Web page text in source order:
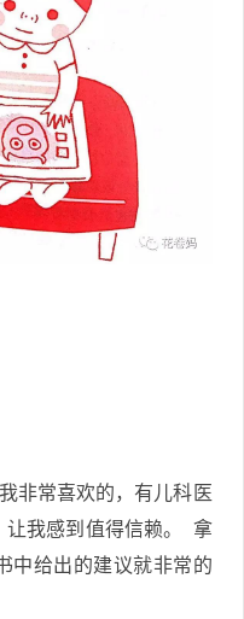
非常喜欢的，有儿科医
让我感到值得信赖。 拿
中给出的建议就非常的